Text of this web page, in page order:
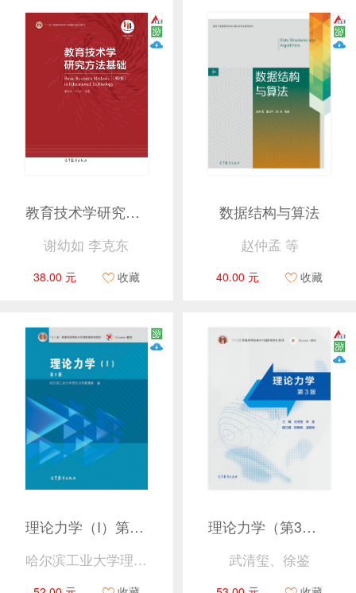
教育技术学研究方法基础（第2版）
谢幼如 李克东
38.00 元 收藏
数据结构与算法
赵仲孟 等
40.00 元 收藏
理论力学（I）第8版
哈尔滨工业大学理论力学教研室
理论力学（第3版）
武清玺、徐鉴